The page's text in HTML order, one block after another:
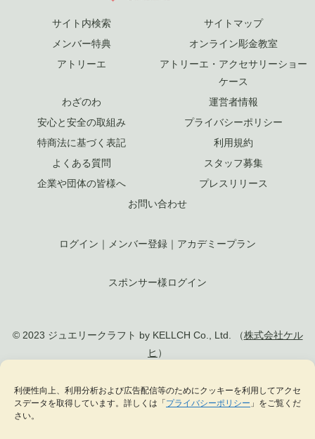
利便性向上、利用分析および広告配信等のためにクッキーを利用してアクセ
スデータを取得しています。詳しくは「 プライバシーポリシー 」をご覧くだ
さい。
サイト内検索
サイトマップ
メンバー特典
オンライン彫金教室
アトリーエ
アトリーエ・アクセサリーショー
ケース
わざのわ
運営者情報
安心と安全の取組み
プライバシーポリシー
特商法に基づく表記
利用規約
よくある質問
スタッフ募集
企業や団体の皆様へ
プレスリリース
お問い合わせ
ログイン ｜ メンバー登録 ｜ アカデミープラン
スポンサー様ログイン
© 2023 ジュエリークラフト by KELLCH Co., Ltd. （株式会社ケル
ヒ ）
私達は、地方創生SDGs官民連携プラットフォームに加盟しています
私達は、（一社）日本ジュエリー協会 の正会員として日本のジュエリー文化の発